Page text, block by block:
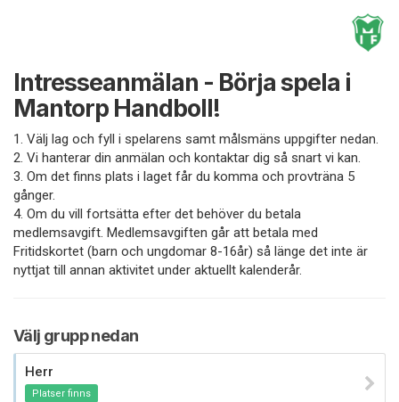
Intresseanmälan - Börja spela i
Mantorp Handboll!
1. Välj lag och fyll i spelarens samt målsmäns uppgifter nedan.
2. Vi hanterar din anmälan och kontaktar dig så snart vi kan.
3. Om det finns plats i laget får du komma och provträna 5
gånger.
4. Om du vill fortsätta efter det behöver du betala
medlemsavgift. Medlemsavgiften går att betala med
Fritidskortet (barn och ungdomar 8-16år) så länge det inte är
nyttjat till annan aktivitet under aktuellt kalenderår.
Välj grupp nedan
Herr
Platser finns